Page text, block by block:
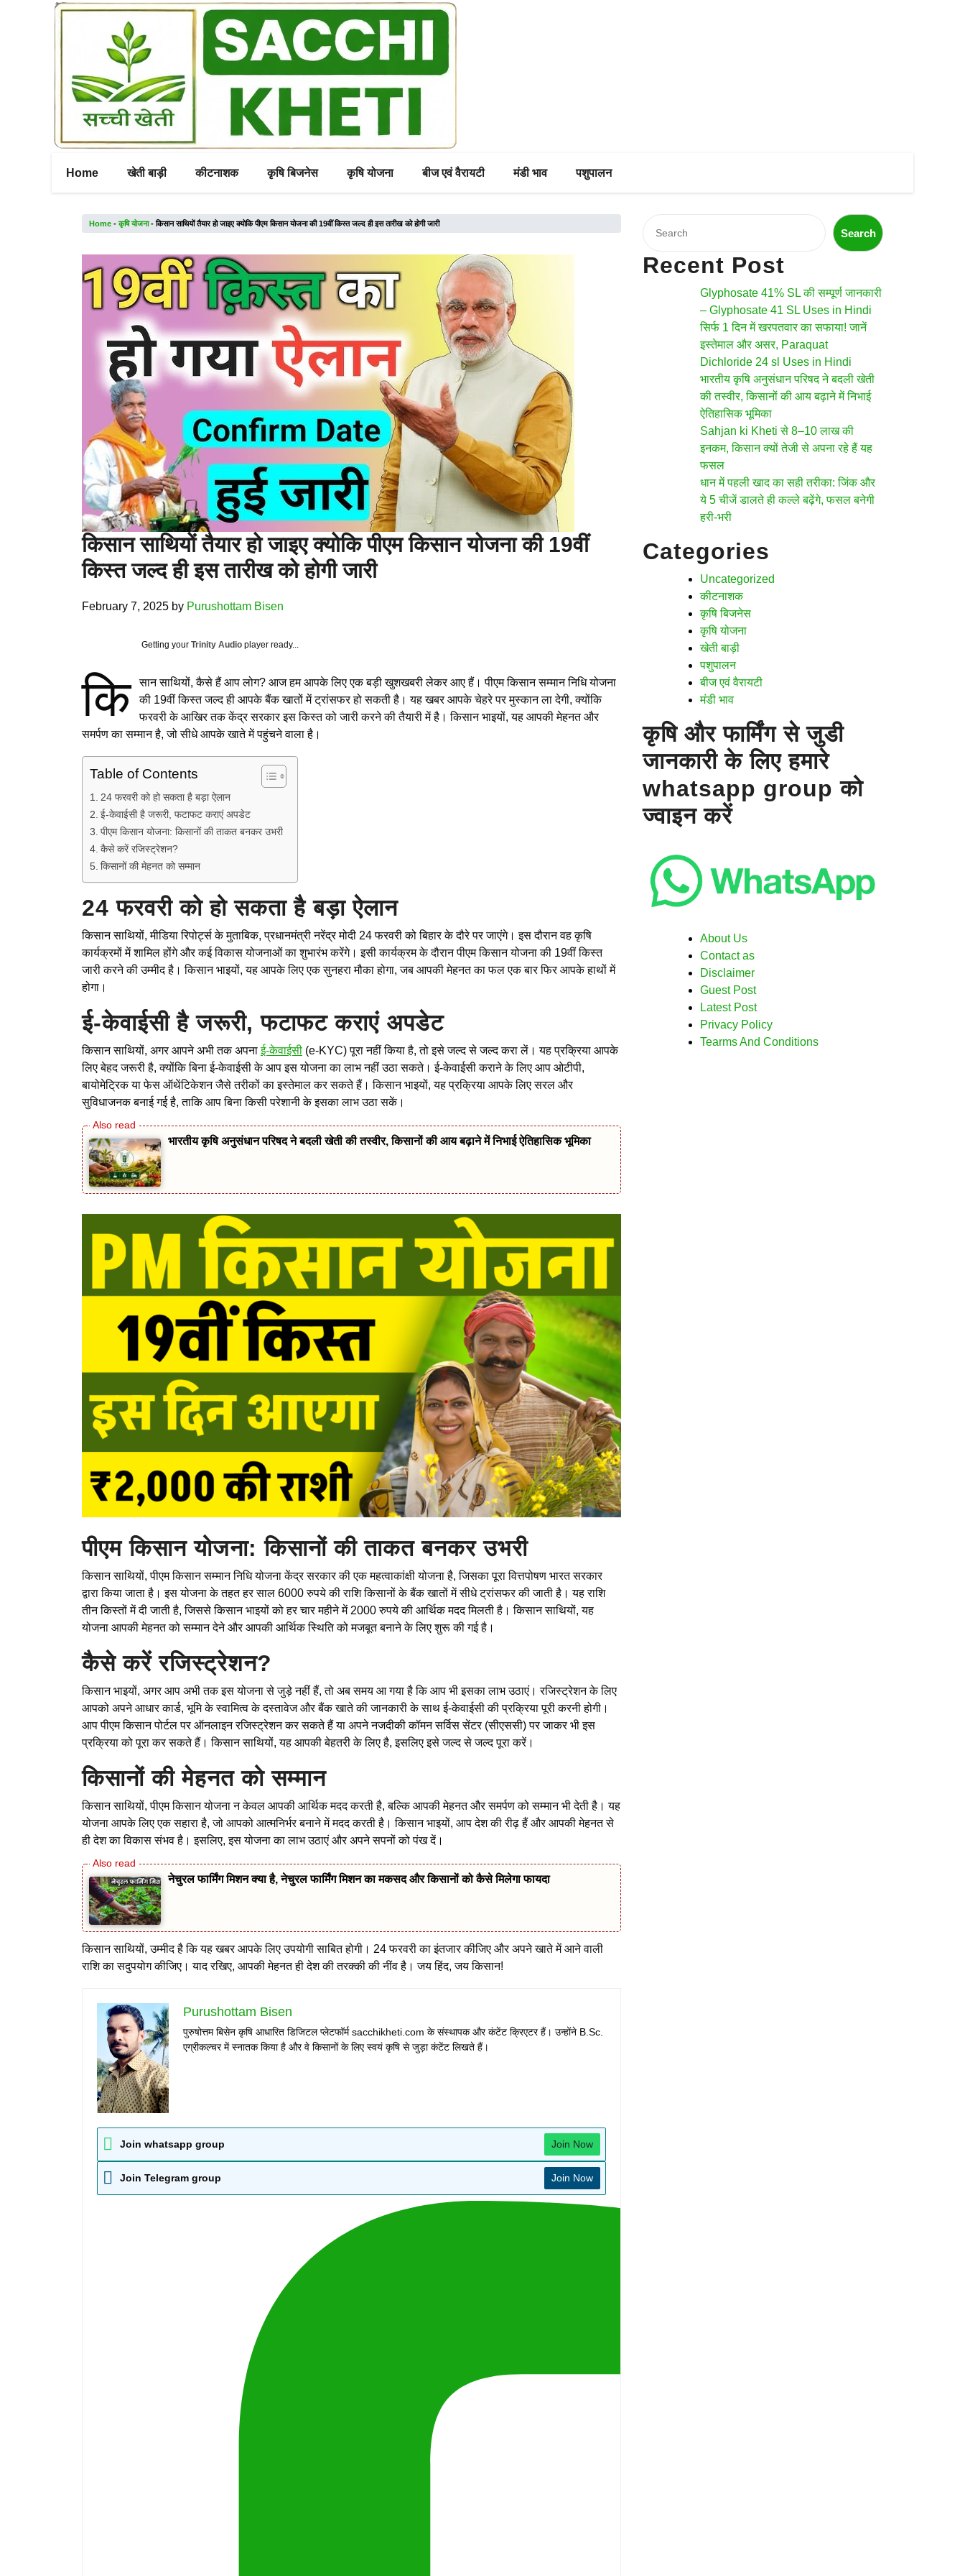
Home खेती बाड़ी कीटनाशक कृषि बिजनेस कृषि योजना बीज एवं वैरायटी मंडी भाव पशुपालन
Home -कृषि योजना-किसान साथियों तैयार हो जाइए क्योकि पीएम किसान योजना की 19वीं किस्त जल्द ही इस तारीख को होगी जारी
किसान साथियों तैयार हो जाइए क्योकि पीएम किसान योजना की 19वीं
किस्त जल्द ही इस तारीख को होगी जारी
February 7, 2025 by Purushottam Bisen
Getting your Trinity Audio player ready...
कि
सान साथियों, कैसे हैं आप लोग? आज हम आपके लिए एक बड़ी खुशखबरी लेकर आए हैं। पीएम किसान सम्मान निधि योजना
की 19वीं किस्त जल्द ही आपके बैंक खातों में ट्रांसफर हो सकती है। यह खबर आपके चेहरे पर मुस्कान ला देगी, क्योंकि
फरवरी के आखिर तक केंद्र सरकार इस किस्त को जारी करने की तैयारी में है। किसान भाइयों, यह आपकी मेहनत और
समर्पण का सम्मान है, जो सीधे आपके खाते में पहुंचने वाला है।
Table of Contents
24 फरवरी को हो सकता है बड़ा ऐलान
ई-केवाईसी है जरूरी, फटाफट कराएं अपडेट
पीएम किसान योजना: किसानों की ताकत बनकर उभरी
कैसे करें रजिस्ट्रेशन?
किसानों की मेहनत को सम्मान
24 फरवरी को हो सकता है बड़ा ऐलान
किसान साथियों, मीडिया रिपोर्ट्स के मुताबिक, प्रधानमंत्री नरेंद्र मोदी 24 फरवरी को बिहार के दौरे पर जाएंगे। इस दौरान वह कृषि
कार्यक्रमों में शामिल होंगे और कई विकास योजनाओं का शुभारंभ करेंगे। इसी कार्यक्रम के दौरान पीएम किसान योजना की 19वीं किस्त
जारी करने की उम्मीद है। किसान भाइयों, यह आपके लिए एक सुनहरा मौका होगा, जब आपकी मेहनत का फल एक बार फिर आपके हाथों में
होगा।
ई-केवाईसी है जरूरी, फटाफट कराएं अपडेट
किसान साथियों, अगर आपने अभी तक अपनाई-केवाईसी (e-KYC) पूरा नहीं किया है, तो इसे जल्द से जल्द करा लें। यह प्रक्रिया आपके
लिए बेहद जरूरी है, क्योंकि बिना ई-केवाईसी के आप इस योजना का लाभ नहीं उठा सकते। ई-केवाईसी कराने के लिए आप ओटीपी,
बायोमेट्रिक या फेस ऑथेंटिकेशन जैसे तरीकों का इस्तेमाल कर सकते हैं। किसान भाइयों, यह प्रक्रिया आपके लिए सरल और
सुविधाजनक बनाई गई है, ताकि आप बिना किसी परेशानी के इसका लाभ उठा सकें।
भारतीय कृषि अनुसंधान परिषद ने बदली खेती की तस्वीर, किसानों की आय बढ़ाने में निभाई ऐतिहासिक भूमिका
पीएम किसान योजना: किसानों की ताकत बनकर उभरी
किसान साथियों, पीएम किसान सम्मान निधि योजना केंद्र सरकार की एक महत्वाकांक्षी योजना है, जिसका पूरा वित्तपोषण भारत सरकार
द्वारा किया जाता है। इस योजना के तहत हर साल 6000 रुपये की राशि किसानों के बैंक खातों में सीधे ट्रांसफर की जाती है। यह राशि
तीन किस्तों में दी जाती है, जिससे किसान भाइयों को हर चार महीने में 2000 रुपये की आर्थिक मदद मिलती है। किसान साथियों, यह
योजना आपकी मेहनत को सम्मान देने और आपकी आर्थिक स्थिति को मजबूत बनाने के लिए शुरू की गई है।
कैसे करें रजिस्ट्रेशन?
किसान भाइयों, अगर आप अभी तक इस योजना से जुड़े नहीं हैं, तो अब समय आ गया है कि आप भी इसका लाभ उठाएं। रजिस्ट्रेशन के लिए
आपको अपने आधार कार्ड, भूमि के स्वामित्व के दस्तावेज और बैंक खाते की जानकारी के साथ ई-केवाईसी की प्रक्रिया पूरी करनी होगी।
आप पीएम किसान पोर्टल पर ऑनलाइन रजिस्ट्रेशन कर सकते हैं या अपने नजदीकी कॉमन सर्विस सेंटर (सीएससी) पर जाकर भी इस
प्रक्रिया को पूरा कर सकते हैं। किसान साथियों, यह आपकी बेहतरी के लिए है, इसलिए इसे जल्द से जल्द पूरा करें।
किसानों की मेहनत को सम्मान
किसान साथियों, पीएम किसान योजना न केवल आपकी आर्थिक मदद करती है, बल्कि आपकी मेहनत और समर्पण को सम्मान भी देती है। यह
योजना आपके लिए एक सहारा है, जो आपको आत्मनिर्भर बनाने में मदद करती है। किसान भाइयों, आप देश की रीढ़ हैं और आपकी मेहनत से
ही देश का विकास संभव है। इसलिए, इस योजना का लाभ उठाएं और अपने सपनों को पंख दें।
नेचुरल फार्मिंग मिशन क्या है, नेचुरल फार्मिंग मिशन का मकसद और किसानों को कैसे मिलेगा फायदा
किसान साथियों, उम्मीद है कि यह खबर आपके लिए उपयोगी साबित होगी। 24 फरवरी का इंतजार कीजिए और अपने खाते में आने वाली
राशि का सदुपयोग कीजिए। याद रखिए, आपकी मेहनत ही देश की तरक्की की नींव है। जय हिंद, जय किसान!
Purushottam Bisen
पुरुषोत्तम बिसेन कृषि आधारित डिजिटल प्लेटफॉर्म sacchikheti.com के संस्थापक और कंटेंट क्रिएटर हैं। उन्होंने B.Sc.
एग्रीकल्चर में स्नातक किया है और वे किसानों के लिए स्वयं कृषि से जुड़ा कंटेंट लिखते हैं।
Join whatsapp group Join Now
Join Telegram group Join Now
Search
Search
Recent Post
Glyphosate 41% SL की सम्पूर्ण जानकारी
– Glyphosate 41 SL Uses in Hindi
सिर्फ 1 दिन में खरपतवार का सफाया! जानें
इस्तेमाल और असर, Paraquat
Dichloride 24 sl Uses in Hindi
भारतीय कृषि अनुसंधान परिषद ने बदली खेती
की तस्वीर, किसानों की आय बढ़ाने में निभाई
ऐतिहासिक भूमिका
Sahjan ki Kheti से 8–10 लाख की
इनकम, किसान क्यों तेजी से अपना रहे हैं यह
फसल
धान में पहली खाद का सही तरीका: जिंक और
ये 5 चीजें डालते ही कल्ले बढ़ेंगे, फसल बनेगी
हरी-भरी
Categories
Uncategorized
कीटनाशक
कृषि बिजनेस
कृषि योजना
खेती बाड़ी
पशुपालन
बीज एवं वैरायटी
मंडी भाव
कृषि और फार्मिंग से जुडी
जानकारी के लिए हमारे
whatsapp group को
ज्वाइन करें
About Us
Contact as
Disclaimer
Guest Post
Latest Post
Privacy Policy
Tearms And Conditions